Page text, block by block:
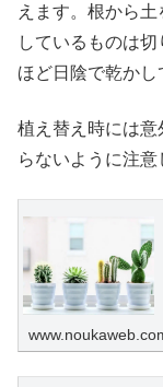
えます。根から
しているものは
ほど日陰で乾かし
植え替え時には意
らないように注意